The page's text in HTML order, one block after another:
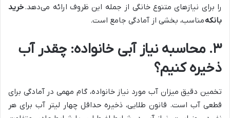
را برای نیازهای متنوع خانگی از جمله این ظروف ارائه می‌دهد.خرید
بانکهمناسب، بخشی از آمادگی جامع است.
۳. محاسبه نیاز آبی خانواده: چقدر آب
ذخیره کنیم؟
تخمین دقیق میزان آب مورد نیاز خانواده، گام مهمی در آمادگی برای
قطعی آب است. قانون طلایی، ذخیره حداقل چهار لیتر آب برای هر